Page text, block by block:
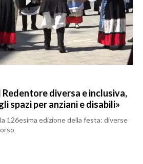
diversa e inclusiva,
spazi per anziani e disabili»
126esima edizione della festa: diverse